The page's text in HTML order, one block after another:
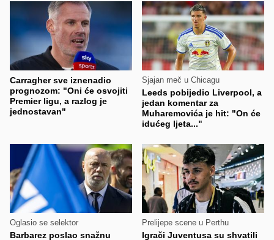
Carragher sve iznenadio
prognozom: "Oni će osvojiti
Premier ligu, a razlog je
jednostavan"
Sjajan meč u Chicagu
Leeds pobijedio Liverpool, a
jedan komentar za
Muharemovića je hit: "On će
idućeg ljeta..."
Oglasio se selektor
Barbarez poslao snažnu
Prelijepe scene u Perthu
Igrači Juventusa su shvatili